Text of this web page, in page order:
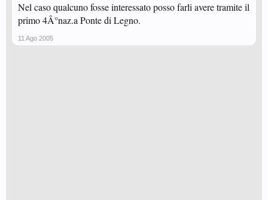
Nel caso qualcuno fosse interessato posso farli avere tramite il
primo 4Â°naz.a Ponte di Legno.
11 Ago 2005